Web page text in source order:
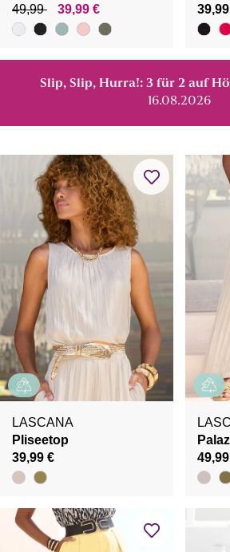
49,99
39,99 €
Slip, Slip, Hurra!: 3 für 2 auf
16.08.2026
LASCANA
Pliseetop
39,99 €